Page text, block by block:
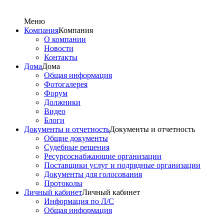
Меню
КомпанияКомпания
О компании
Новости
Контакты
ДомаДома
Общая информация
Фотогалерея
Форум
Должники
Видео
Блоги
Документы и отчетностьДокументы и отчетность
Общие документы
Судебные решения
Ресурсоснабжающие организации
Поставщики услуг и подрядные организации
Документы для голосования
Протоколы
Личный кабинетЛичный кабинет
Информация по Л/С
Общая информация